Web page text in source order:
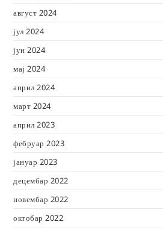
август 2024
јул 2024
јун 2024
мај 2024
април 2024
март 2024
април 2023
фебруар 2023
јануар 2023
децембар 2022
новембар 2022
октобар 2022